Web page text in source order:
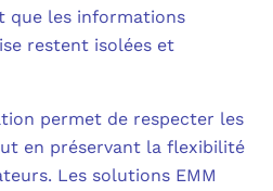
que les informations
restent isolées et
permet de respecter les
en préservant la flexibilité
Les solutions EMM